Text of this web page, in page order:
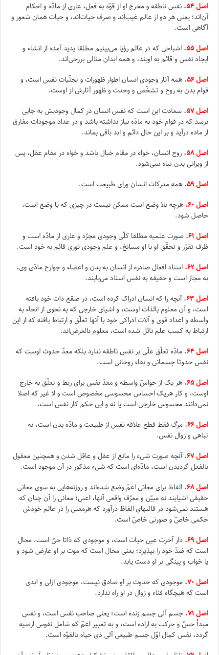
اصل ۵۴.
نفس ناطقه و مخرج او از قوّه به فعل، عارى از مادّه و احکام
آن‌اند؛ یعنى هر دو از عالم غیب‌اند و صرف حیات‌اند، و حیات همان شعور و
آگاهى است.
اصل ۵۵.
اشباحى که در عالم رؤیا مى‌بینیم مطلقا پدید آمده از انشاء و
ایجاد نفس و قائم به اویند، و همه ابدان مثالى برزخى‌اند.
اصل ۵۶.
همه آثار وجودى انسان اطوار ظهورات و تجلّیات نفس است، و
قوام بدن به روح و تشخّص و وحدت و ظهور آثارش از اوست.
اصل ۵۷.
سعادت این است که نفس انسان در کمال وجودیش به جایى
برسد که در قوام خود به مادّه نیاز نداشته باشد و در عداد موجودات مفارق
از ماده درآید و بر این حال دائم و ابد باقى بماند.
اصل ۵۸.
روح انسان، خواه در مقام خیال باشد و خواه در مقام عقل، پس
از ویرانى بدن تباه نمى‌شود.
اصل ۵۹.
همه مدرکات انسان وراى طبیعت است.
اصل ۶۰.
هرچه بلا وضع است ممکن نیست در چیزى که با وضع است،
حاصل شود.
اصل ۶۱.
صورت علمیه مطلقا کلّى وجودى مجرّد و عارى از مادّه است و
ظرف تقرّر و تحقّق او با او مسانخ، و علم وجودى نورى قائم به خود است.
اصل ۶۲.
اسناد افعال صادره از انسان به بدن و اعضاء و جوارح مادّى وى،
به مجاز است و حقیقه به نفس اسناد مى‌یابند.
اصل ۶۳.
آنچه را که انسان ادراک کرده است، در صقع‌ ذات‌ خود یافته‌
است، و آن معلوم بالذات اوست، و اشیاى خارجى که به نحوى از انحاء به
واسطه و اعداد قوى و آلات ادراکى خود با آنها تعلّق و ارتباط یافته که از این
ارتباط به کسب علم نائل شده است، معلوم بالعرض‌اند.
اصل ۶۴.
مادّه تعلّق علّى بر نفس ناطقه ندارد بلکه معدّ حدوث اوست که
نفس حدوثا جسمانى و بقاء روحانى است.
اصل ۶۵.
هر یک از حواسّ واسطه و معدّ نفس براى ربط و تعلّق به خارج
اوست، و کار هریک احساس محسوسى مخصوص است و لا غیر که اصلا
نمى‌دانند محسوس خارجى است یا نه و این حکم کار نفس است.
اصل ۶۶.
مرگ فقط قطع علاقه نفس از طبیعت و مادّه بدن است، نه
تباهى و زوال نفس.
اصل ۶۷.
آنچه صورت شى‌ء را مانع از عقل و عاقل شدن و همچنین معقول
بالفعل گردیدن است، مادّه‌اى است که شى‌ء مذکور در آن موجود است.
اصل ۶۸.
الفاظ براى معانى اعمّ وضع شده‌اند و روزنه‌هایى به سوى معانى
حقیقى اشیایند نه مبیّن و معرّف واقعى آنها، اعنى؛ معانى را آن چنان که
هستند نمى‌شود در قالبهاى الفاظ درآورد که هرمعنى را در عالم خودش
حکمى خاصّ و صورتى خاصّ است.
اصل ۶۹.
دار آخرت عین حیات است، و موجودى که ذاتا حىّ است، محال
است‌ که ضدّ خود را بپذیرد؛ یعنى محال است که موت بر او عارض شود و
یا خواب و پینگى بر او دست یابد.
اصل ۷۰.
موجودى که حدوث بر او صادق نیست، موجودى ازلى و ابدى
است که هیچگاه فناء و زوال در او راه ندارد.
اصل ۷۱.
جسم آلى جسم زنده است؛ یعنى صاحب نفس است، و نفس
مبدأ حسّ و حرکت به اراده است، و به تعبیر اعمّ که شامل نفوس ارضیه
گردد، نفس کمال اوّل جسم طبیعى آلى ذى حیاه بالقوّه است.